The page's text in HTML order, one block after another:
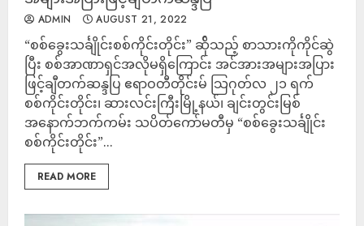
ADMIN AUGUST 21, 2022
“စစ်ခွေးသင်္ချိုင်းစစ်ကိုင်းတိုင်း” ဆ်ိုသည့် စာသားကိုကိုင်ဆွဲ
ပြီး စစ်အာဏာရှင်အလိုမရှိကြောင်း အင်အားအများအပြား
ဖြင့်ချီတက်ဆန္ဒပြ ဧရာဝတီတိုင်းမ် သြဂုတ်လ ၂၁ ရက်
စစ်ကိုင်းတိုင်း၊ ဆားလင်းကြီးမြို့နယ်၊ ချင်းတွင်းမြစ်
အနောက်ဘက်ကမ်း သပိတ်ကော်မတီမှ “စစ်ခွေးသင်္ချိုင်း
စစ်ကိုင်းတိုင်း”...
READ MORE